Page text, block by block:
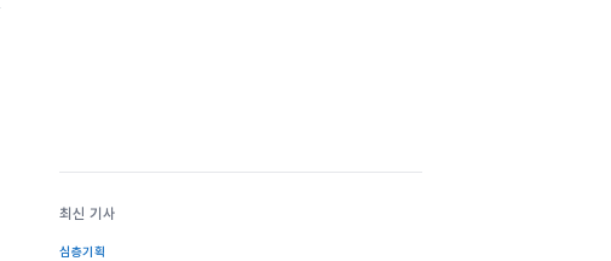
최신 기사
심층기획